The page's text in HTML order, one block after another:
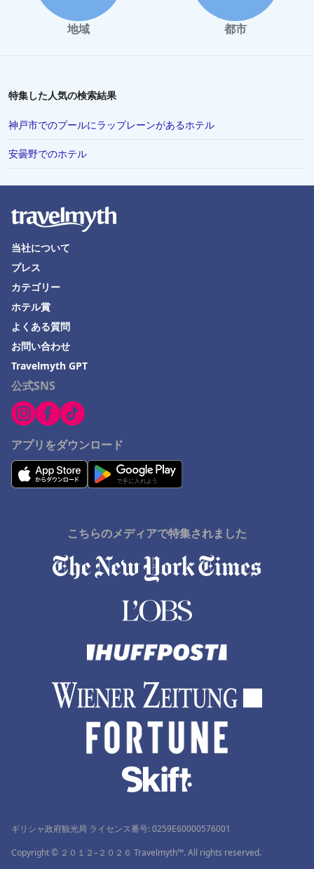
尾道市でのホテル
水戸市でのホテル
甲府市でのホテル
津市でのホテル
下関市でのホテル
福島市でのホテル
苫小牧市でのホテル
松江市でのホテル
いわき市でのホテル
犬山市でのホテル
愛知県でのホテル
根室市でのホテル
ドバイでのホテル
一宮市でのホテル
地域 都市
特集した人気の検索結果
神戸市でのプールにラップレーンがあるホテル
安曇野でのホテル
公式SNS
アプリをダウンロード
当社について
プレス
カテゴリー
ホテル賞
よくある質問
お問い合わせ
Travelmyth GPT
こちらのメディアで特集されました
ギリシャ政府観光局 ライセンス番号: 0259Ε60000576001
Copyright © ２０１２–２０２６ Travelmyth™. All rights reserved.